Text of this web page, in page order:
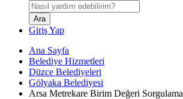
Giriş Yap
Ana Sayfa
Belediye Hizmetleri
Düzce Belediyeleri
Gölyaka Belediyesi
Arsa Metrekare Birim Değeri Sorgulama